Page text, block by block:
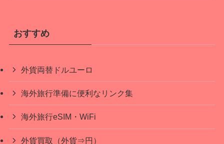
おすすめ
外貨両替ドルユーロ
海外旅行準備に便利なリンク集
海外旅行eSIM・WiFi
外貨買取（外貨⇒円）